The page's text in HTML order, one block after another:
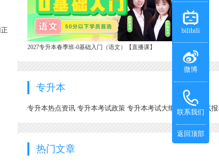
2027专升本春季班-0基础入门（语文）【直播课】
专升本
专升本热点资讯 专升本考试政策 专升本考试大纲 专升本考试
热门文章
bilibili
微博
联系我们
返回顶部